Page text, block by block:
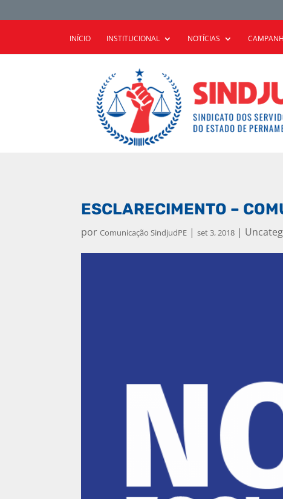
INÍCIO INSTITUCIONAL NOTÍCIAS
ESCLARECIMENTO –
porComunicação SindjudPE |set 3, 2018 |